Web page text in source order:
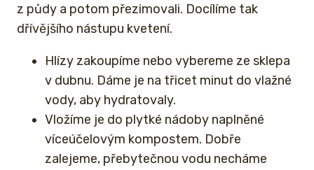
z půdy a potom přezimovali. Docílíme tak
dřívějšího nástupu kvetení.
Hlízy zakoupíme nebo vybereme ze sklepa
v dubnu. Dáme je na třicet minut do vlažné
vody, aby hydratovaly.
Vložíme je do plytké nádoby naplněné
víceúčelovým kompostem. Dobře
zalejeme, přebytečnou vodu necháme